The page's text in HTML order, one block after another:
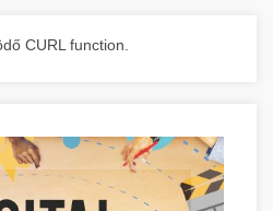
CURL function.